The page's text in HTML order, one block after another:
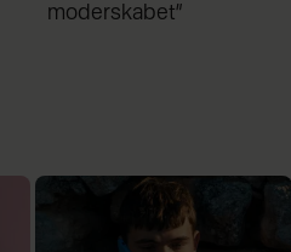
chok